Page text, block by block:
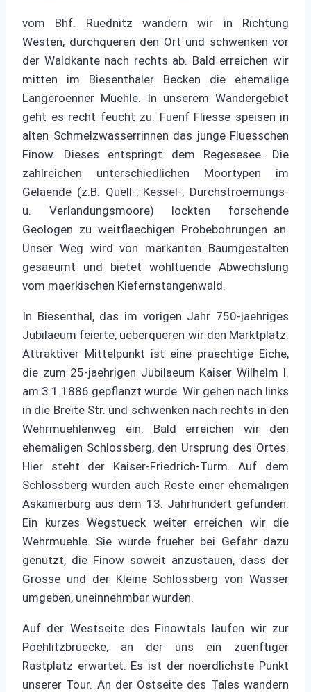
vom Bhf. Ruednitz wandern wir in Richtung
Westen, durchqueren den Ort und schwenken vor
der Waldkante nach rechts ab. Bald erreichen wir
mitten im Biesenthaler Becken die ehemalige
Langeroenner Muehle. In unserem Wandergebiet
geht es recht feucht zu. Fuenf Fliesse speisen in
alten Schmelzwasserrinnen das junge Fluesschen
Finow. Dieses entspringt dem Regesesee. Die
zahlreichen unterschiedlichen Moortypen im
Gelaende (z.B. Quell-, Kessel-, Durchstroemungs-
u. Verlandungsmoore) lockten forschende
Geologen zu weitflaechigen Probebohrungen an.
Unser Weg wird von markanten Baumgestalten
gesaeumt und bietet wohltuende Abwechslung
vom maerkischen Kiefernstangenwald.
In Biesenthal, das im vorigen Jahr 750-jaehriges
Jubilaeum feierte, ueberqueren wir den Marktplatz.
Attraktiver Mittelpunkt ist eine praechtige Eiche,
die zum 25-jaehrigen Jubilaeum Kaiser Wilhelm I.
am 3.1.1886 gepflanzt wurde. Wir gehen nach links
in die Breite Str. und schwenken nach rechts in den
Wehrmuehlenweg ein. Bald erreichen wir den
ehemaligen Schlossberg, den Ursprung des Ortes.
Hier steht der Kaiser-Friedrich-Turm. Auf dem
Schlossberg wurden auch Reste einer ehemaligen
Askanierburg aus dem 13. Jahrhundert gefunden.
Ein kurzes Wegstueck weiter erreichen wir die
Wehrmuehle. Sie wurde frueher bei Gefahr dazu
genutzt, die Finow soweit anzustauen, dass der
Grosse und der Kleine Schlossberg von Wasser
umgeben, uneinnehmbar wurden.
Auf der Westseite des Finowtals laufen wir zur
Poehlitzbruecke, an der uns ein zuenftiger
Rastplatz erwartet. Es ist der noerdlichste Punkt
unserer Tour. An der Ostseite des Tales wandern